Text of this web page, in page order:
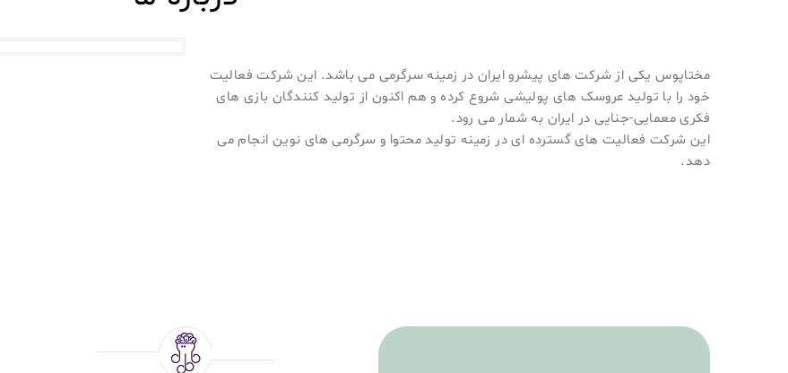
مختاپوس یکی از شرکت های پیشرو ایران در زمینه سرگرمی می باشد. این شرکت فعالیت
خود را با تولید عروسک های پولیشی شروع کرده و هم اکنون از تولید کنندگان بازی های
فکری معمایی-جنایی در ایران به شمار می رود.
این شرکت فعالیت های گسترده ای در زمینه تولید محتوا و سرگرمی های نوین انجام می
دهد.